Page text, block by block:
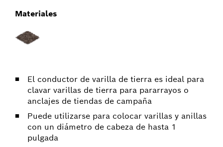
El conductor de varilla de tierra es ideal para
clavar varillas de tierra para pararrayos o
anclajes de tiendas de campaña
Puede utilizarse para colocar varillas y anillas
con un diámetro de cabeza de hasta 1
pulgada
Materiales